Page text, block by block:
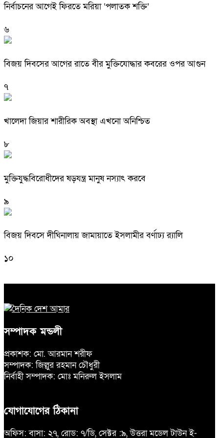
নির্বাচনের আগেই ফিরতে মরিয়া ‘পলাতক শক্তি’
৬
বিজয় দিবসের আগের রাতে বীর মুক্তিযোদ্ধার কবরের ওপর আগুন
৭
খালেদা জিয়ার শারীরিক অবস্থা এখনো অনিশ্চিত
৮
মুক্তিযুদ্ধবিরোধীদের ষড়যন্ত্র মানুষ নস্যাৎ করবে
৯
বিজয় দিবসে দীঘিনালায় জামায়াতে ইসলামীর বর্ণাঢ্য র‍্যালি
১০
সম্পাদক মন্ডলী
প্রকাশক: মো. আরমান শরীফ
সম্পাদক: জিল্লুর রহমান চৌধুরী
নির্বাহী সম্পাদক: মোঃ মনিরুল ইসলাম
যোগাযোগের ঠিকানা
অফিস: বাসা: ২৭, রোড: ৭/ডি, সেক্টর :৯, উত্তরা মডেল টাউন ই-